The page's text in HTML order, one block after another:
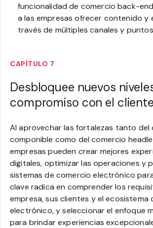
funcionalidad de comercio back-
a las empresas ofrecer contenido y
través de múltiples canales y
CAPÍTULO 7
Desbloquee nuevos
compromiso con el cliente
Al aprovechar las fortalezas tanto del
componible como del comercio
empresas pueden crear mejores
digitales, optimizar las operaciones y
sistemas de comercio electrónico
clave radica en comprender los
empresa, sus clientes y el ecosistema
electrónico, y seleccionar el enfoque
para brindar experiencias